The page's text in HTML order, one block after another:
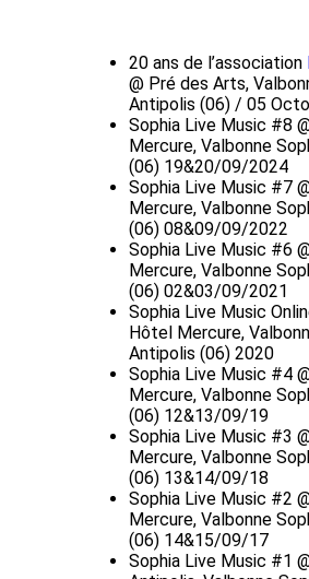
20 ans de l’association
@ Pré des Arts,
Antipolis (06) / 05
Sophia Live Music #8
Mercure, Valbonne
(06) 19&20/09/2024
Sophia Live Music #7
Mercure, Valbonne
(06) 08&09/09/2022
Sophia Live Music #6
Mercure, Valbonne
(06) 02&03/09/2021
Sophia Live Music
Hôtel Mercure,
Antipolis (06) 2020
Sophia Live Music #4
Mercure, Valbonne
(06) 12&13/09/19
Sophia Live Music #3
Mercure, Valbonne
(06) 13&14/09/18
Sophia Live Music #2
Mercure, Valbonne
(06) 14&15/09/17
Sophia Live Music #1